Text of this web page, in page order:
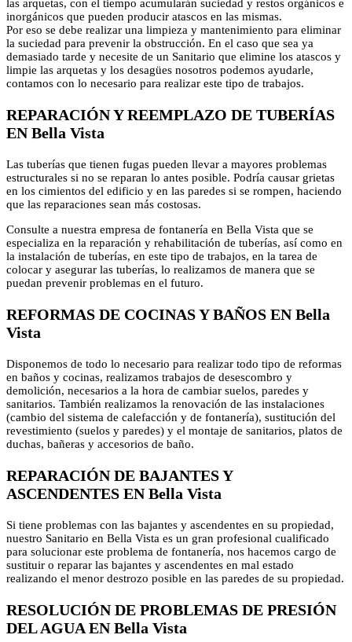
las arquetas, con el tiempo acumularán suciedad y restos orgánicos e
inorgánicos que pueden producir atascos en las mismas.
Por eso se debe realizar una limpieza y mantenimiento para eliminar
la suciedad para prevenir la obstrucción. En el caso que sea ya
demasiado tarde y necesite de un Sanitario que elimine los atascos y
limpie las arquetas y los desagües nosotros podemos ayudarle,
contamos con lo necesario para realizar este tipo de trabajos.
REPARACIÓN Y REEMPLAZO DE TUBERÍAS
EN Bella Vista
Las tuberías que tienen fugas pueden llevar a mayores problemas
estructurales si no se reparan lo antes posible. Podría causar grietas
en los cimientos del edificio y en las paredes si se rompen, haciendo
que las reparaciones sean más costosas.
Consulte a nuestra empresa de fontanería en Bella Vista que se
especializa en la reparación y rehabilitación de tuberías, así como en
la instalación de tuberías, en este tipo de trabajos, en la tarea de
colocar y asegurar las tuberías, lo realizamos de manera que se
puedan prevenir problemas en el futuro.
REFORMAS DE COCINAS Y BAÑOS EN Bella
Vista
Disponemos de todo lo necesario para realizar todo tipo de reformas
en baños y cocinas, realizamos trabajos de desescombro y
demolición, necesarios a la hora de cambiar suelos, paredes y
sanitarios. También realizamos la renovación de las instalaciones
(cambio del sistema de calefacción y de fontanería), sustitución del
revestimiento (suelos y paredes) y el montaje de sanitarios, platos de
duchas, bañeras y accesorios de baño.
REPARACIÓN DE BAJANTES Y
ASCENDENTES EN Bella Vista
Si tiene problemas con las bajantes y ascendentes en su propiedad,
nuestro Sanitario en Bella Vista es un gran profesional cualificado
para solucionar este problema de fontanería, nos hacemos cargo de
sustituir o reparar las bajantes y ascendentes en mal estado
realizando el menor destrozo posible en las paredes de su propiedad.
RESOLUCIÓN DE PROBLEMAS DE PRESIÓN
DEL AGUA EN Bella Vista